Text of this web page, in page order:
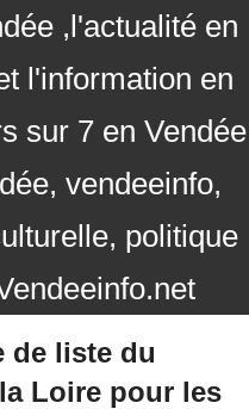
,l'actualité en
l'information en
sur 7 en Vendée
vendeeinfo,
politique
de liste du
Loire pour les